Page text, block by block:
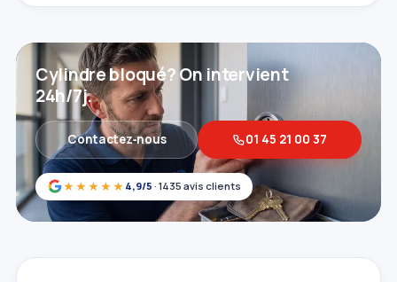
★★★★★ 4,9/5 · 1435 avis clients
Cylindre bloqué? On intervient
24h/7j.
Contactez‑nous 01 45 21 00 37